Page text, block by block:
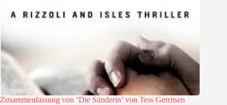
Zusammenfassung von ‘Die Sünderin’ von Tess Gerritsen